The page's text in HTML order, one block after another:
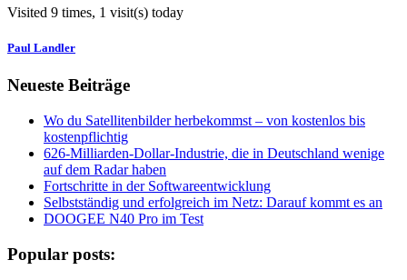
Visited 9 times, 1 visit(s) today
Paul Landler
Neueste Beiträge
Wo du Satellitenbilder herbekommst – von kostenlos bis
kostenpflichtig
626-Milliarden-Dollar-Industrie, die in Deutschland wenige
auf dem Radar haben
Fortschritte in der Softwareentwicklung
Selbstständig und erfolgreich im Netz: Darauf kommt es an
DOOGEE N40 Pro im Test
Popular posts: